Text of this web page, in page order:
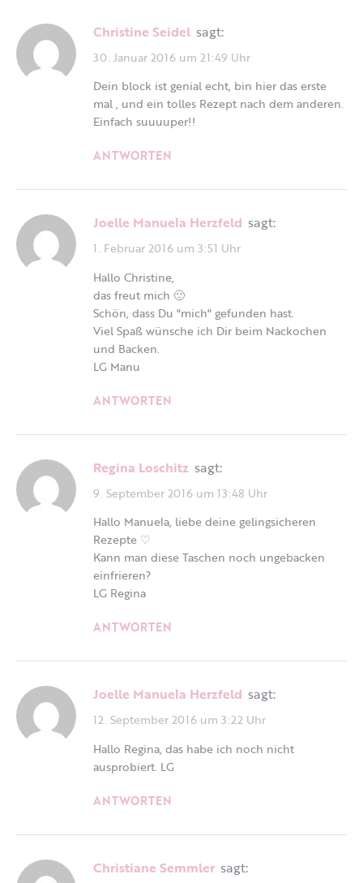
Christine Seidel sagt:
30. Januar 2016 um 21:49 Uhr
Dein block ist genial echt, bin hier das erste
mal , und ein tolles Rezept nach dem anderen.
Einfach suuuuper!!
ANTWORTEN
Joelle Manuela Herzfeld sagt:
1. Februar 2016 um 3:51 Uhr
Hallo Christine,
das freut mich 🙂
Schön, dass Du "mich" gefunden hast.
Viel Spaß wünsche ich Dir beim Nackochen
und Backen.
LG Manu
ANTWORTEN
Regina Loschitz sagt:
9. September 2016 um 13:48 Uhr
Hallo Manuela, liebe deine gelingsicheren
Rezepte ♡
Kann man diese Taschen noch ungebacken
einfrieren?
LG Regina
ANTWORTEN
Joelle Manuela Herzfeld sagt:
12. September 2016 um 3:22 Uhr
Hallo Regina, das habe ich noch nicht
ausprobiert. LG
ANTWORTEN
Christiane Semmler sagt: